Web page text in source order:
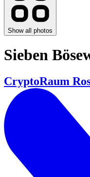
Show all photos
Sieben
CryptoRaum